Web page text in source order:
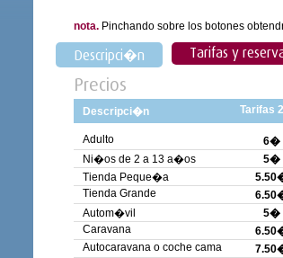
nota. Pinchando sobre los botones
Descripci�n Tarifas y
Precios
Descripci�n Tarifas
Adulto
6�
Ni�os de 2 a 13 a�os
5�
Tienda Peque�a
Tienda Grande
Autom�vil
5�
Caravana
Autocaravana o coche cama